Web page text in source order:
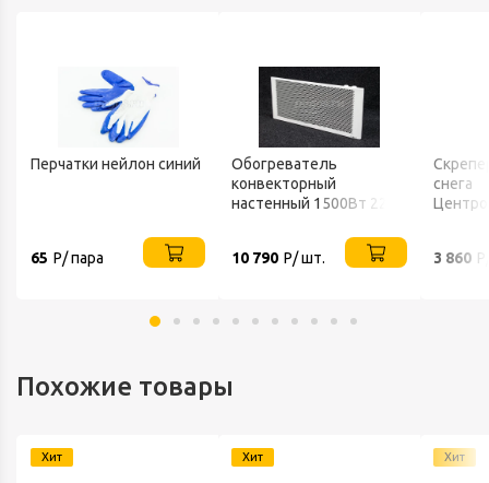
Перчатки нейлон синий
65 Р/ пара
Обогреватель
конвекторный
настенный 1500Вт 220В
10 790 Р/ шт.
снега
3 860
Похожие товары
Хит Хит Хит